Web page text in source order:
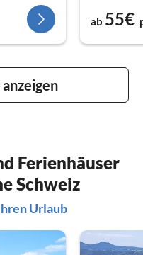
ab 55€
Ferienhäuser
Schweiz
Urlaub